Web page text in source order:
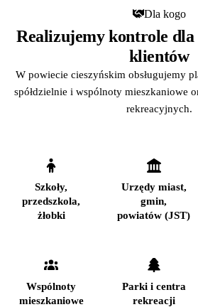
Dla kogo
Realizujemy kontrole
klientów
W powiecie cieszyńskim obsługujemy
spółdzielnie i wspólnoty mieszkaniowe
rekreacyjnych.
Szkoły,
przedszkola,
żłobki
Urzędy miast,
gmin,
powiatów (JST)
Wspólnoty
mieszkaniowe
Parki i centra
rekreacji